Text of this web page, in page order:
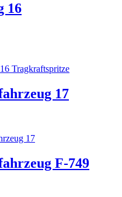
16
Tragkraftspritze
17
17
F-749